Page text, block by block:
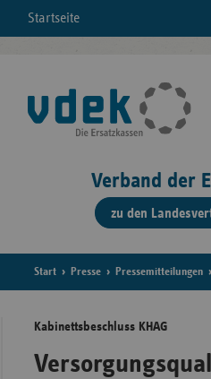
Startseite
Verband der
zu den
Start Presse Pressemitteilungen
Kabinettsbeschluss KHAG